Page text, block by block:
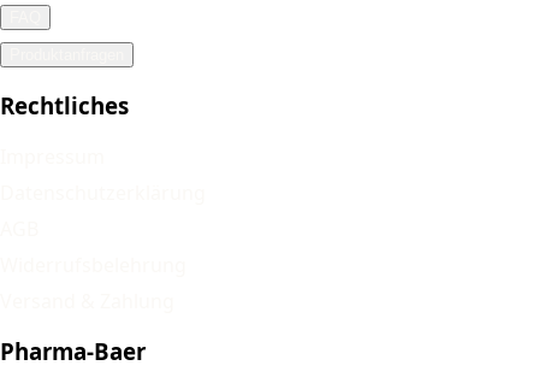
Rechtliches
Pharma-Baer